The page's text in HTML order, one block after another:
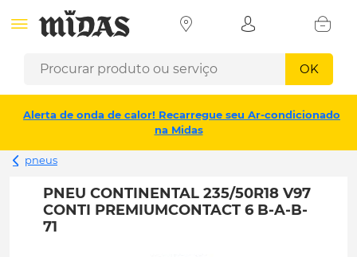
OK
Alerta de onda de calor! Recarregue seu Ar-condicionado
na Midas
pneus
PNEU CONTINENTAL 235/50R18 V97
CONTI PREMIUMCONTACT 6 B-A-B-
71